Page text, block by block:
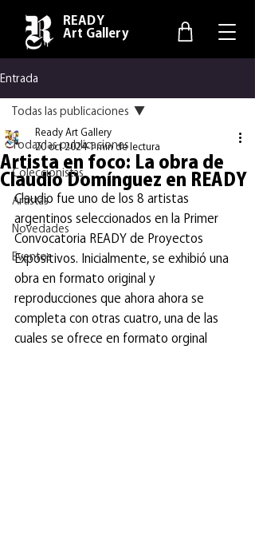
READY
Art Gallery
Entrada
Todas las publicaciones
Coleccionistas
Artistas
Novedades
Eventos
Todas las publicaciones
Artista en foco: La obra de
Claudio Domínguez en READY
Ready Art Gallery
20 oct 2024 1 min de lectura
Claudio fue uno de los 8 artistas
argentinos seleccionados en la Primer
Convocatoria READY de Proyectos
Expositivos. Inicialmente, se exhibió una
obra en formato original y
reproducciones que ahora ahora se
completa con otras cuatro, una de las
cuales se ofrece en formato orginal